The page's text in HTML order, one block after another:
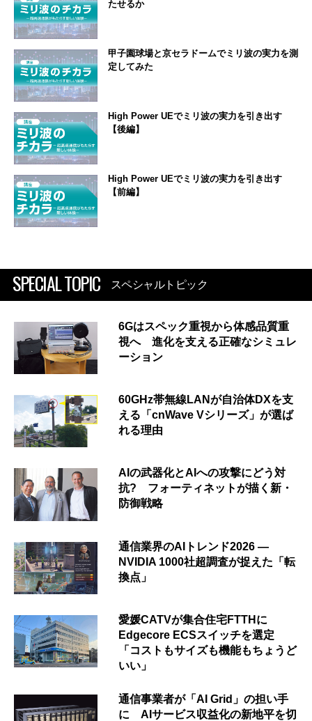
たせるか
甲子園球場と京セラドームでミリ波の実力を測
定してみた
High Power UEでミリ波の実力を引き出す
【後編】
High Power UEでミリ波の実力を引き出す
【前編】
SPECIAL TOPIC スペシャルトピック
6Gはスペック重視から体感品質重
視へ 進化を支える正確なシミュレ
ーション
60GHz帯無線LANが自治体DXを支
える「cnWave Vシリーズ」が選ば
れる理由
AIの武器化とAIへの攻撃にどう対
抗? フォーティネットが描く新・
防御戦略
通信業界のAIトレンド2026 ―
NVIDIA 1000社超調査が捉えた「転
換点」
愛媛CATVが集合住宅FTTHに
Edgecore ECSスイッチを選定
「コストもサイズも機能もちょうど
いい」
通信事業者が「AI Grid」の担い手
に AIサービス収益化の新地平を切